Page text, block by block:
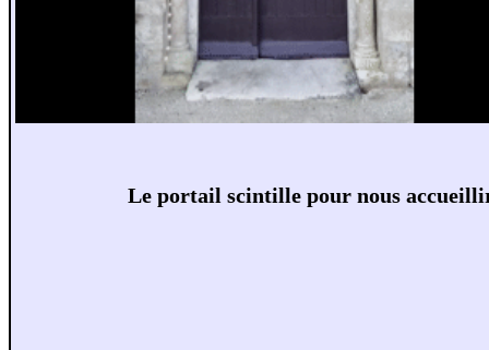
Le portail scintille pour nous